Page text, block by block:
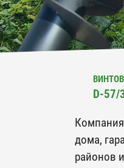
D-57/
дома,
районов